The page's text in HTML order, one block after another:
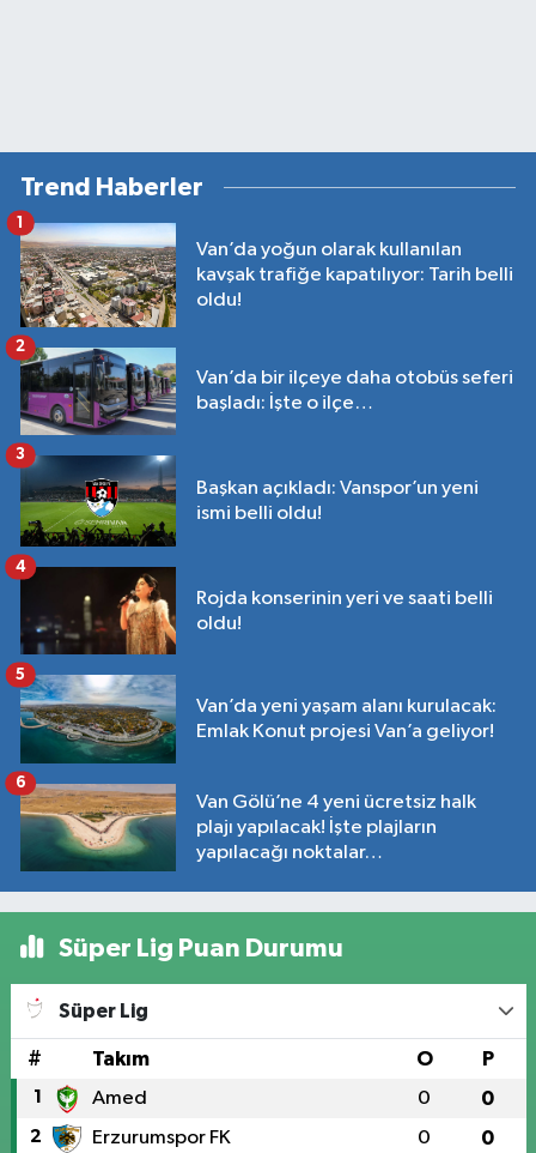
Trend Haberler
Van’da yoğun olarak kullanılan
kavşak trafiğe kapatılıyor: Tarih belli
oldu!
1
Van’da bir ilçeye daha otobüs seferi
başladı: İşte o ilçe…
2
Başkan açıkladı: Vanspor’un yeni
ismi belli oldu!
3
Rojda konserinin yeri ve saati belli
oldu!
4
Van’da yeni yaşam alanı kurulacak:
Emlak Konut projesi Van’a geliyor!
5
Van Gölü’ne 4 yeni ücretsiz halk
plajı yapılacak! İşte plajların
yapılacağı noktalar…
6
Süper Lig Puan Durumu
Süper Lig
# Takım O P
1 Amed 0 0
2 Erzurumspor FK 0 0